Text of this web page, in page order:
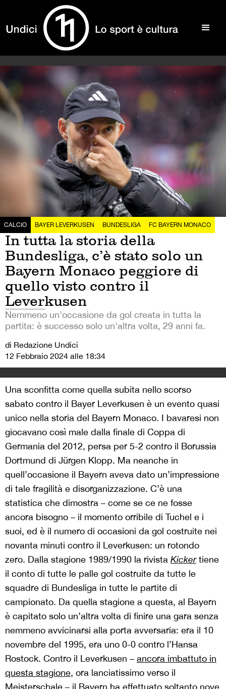
CALCIO BAYER LEVERKUSEN BUNDESLIGA FC BAYERN MONACO
In tutta la storia della
Bundesliga, c’è stato solo un
Bayern Monaco peggiore di
quello visto contro il
Leverkusen
Nemmeno un'occasione da gol creata in tutta la
partita: è successo solo un'altra volta, 29 anni fa.
di Redazione Undici
12 Febbraio 2024 alle 18:34
Una sconfitta come quella subita nello scorso
sabato contro il Bayer Leverkusen è un evento quasi
unico nella storia del Bayern Monaco. I bavaresi non
giocavano così male dalla finale di Coppa di
Germania del 2012, persa per 5-2 contro il Borussia
Dortmund di Jürgen Klopp. Ma neanche in
quell’occasione il Bayern aveva dato un’impressione
di tale fragilità e disorganizzazione. C’è una
statistica che dimostra – come se ce ne fosse
ancora bisogno – il momento orribile di Tuchel e i
suoi, ed è il numero di occasioni da gol costruite nei
novanta minuti contro il Leverkusen: un rotondo
zero. Dalla stagione 1989/1990 la rivista Kickertiene
il conto di tutte le palle gol costruite da tutte le
squadre di Bundesliga in tutte le partite di
campionato. Da quella stagione a questa, al Bayern
è capitato solo un’altra volta di finire una gara senza
nemmeno avvicinarsi alla porta avversaria: era il 10
novembre del 1995, era uno 0-0 contro l’Hansa
Rostock. Contro il Leverkusen – ancora imbattuto in
questa stagione, ora lanciatissimo verso il
Meisterschale – il Bayern ha effettuato soltanto nove